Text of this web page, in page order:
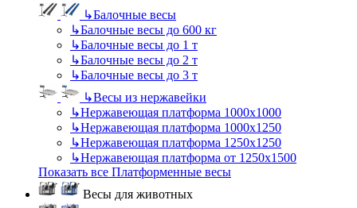
↳Балочные весы
↳Балочные весы до 600 кг
↳Балочные весы до 1 т
↳Балочные весы до 2 т
↳Балочные весы до 3 т
↳Весы из нержавейки
↳Нержавеющая платформа 1000х1000
↳Нержавеющая платформа 1000х1250
↳Нержавеющая платформа 1250х1250
↳Нержавеющая платформа от 1250х1500
Показать все Платформенные весы
Весы для животных